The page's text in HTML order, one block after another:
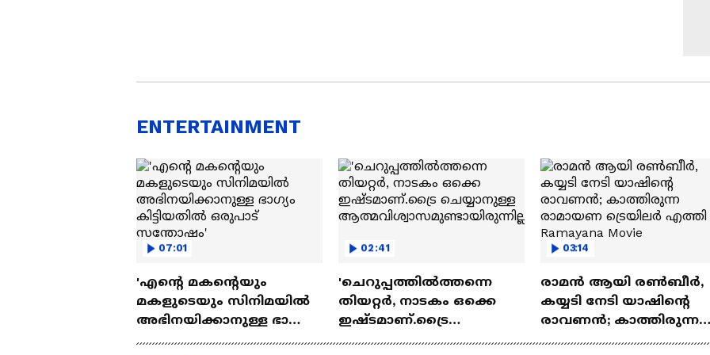
ENTERTAINMENT
07:01
'എന്റെ മകന്റെയും
മകളുടെയും സിനിമയിൽ
അഭിനയിക്കാനുള്ള ഭാഗ്യം
കിട്ടിയതിൽ ഒരുപാട്
02:41
'ചെറുപ്പത്തിൽത്തന്നെ
തിയറ്റർ, നാടകം ഒക്കെ
ഇഷ്ടമാണ്.ട്രൈ
ചെയ്യാനുള്ള
03:14
രാമന്‍ ആയി രൺബീർ,
കയ്യടി നേടി യാഷിന്റെ
രാവണൻ; കാത്തിരുന്ന
രാമായണ ട്രെയിലർ